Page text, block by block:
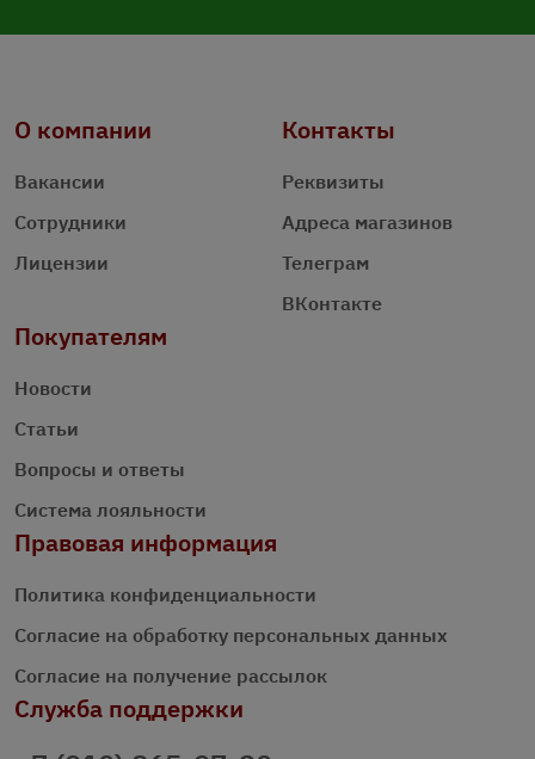
О компании
Вакансии
Сотрудники
Лицензии
Контакты
Реквизиты
Адреса магазинов
Телеграм
ВКонтакте
Покупателям
Новости
Статьи
Вопросы и ответы
Система лояльности
Правовая информация
Политика конфиденциальности
Согласие на обработку персональных данных
Согласие на получение рассылок
Служба поддержки